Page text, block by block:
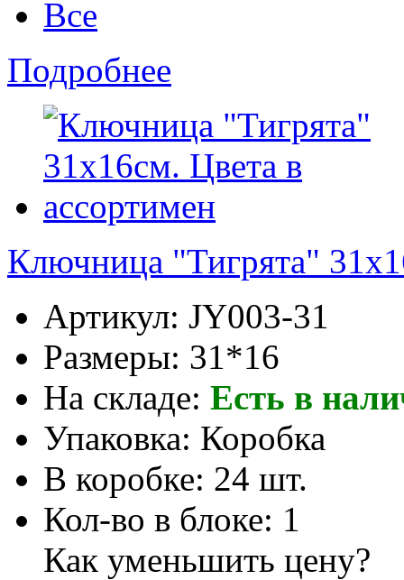
Все
Подробнее
Ключница "Тигрята"
Артикул: JY003-31
Размеры: 31*16
На складе: Есть в
Упаковка: Коробка
В коробке: 24 шт.
Кол-во в блоке: 1
Как уменьшить цену?